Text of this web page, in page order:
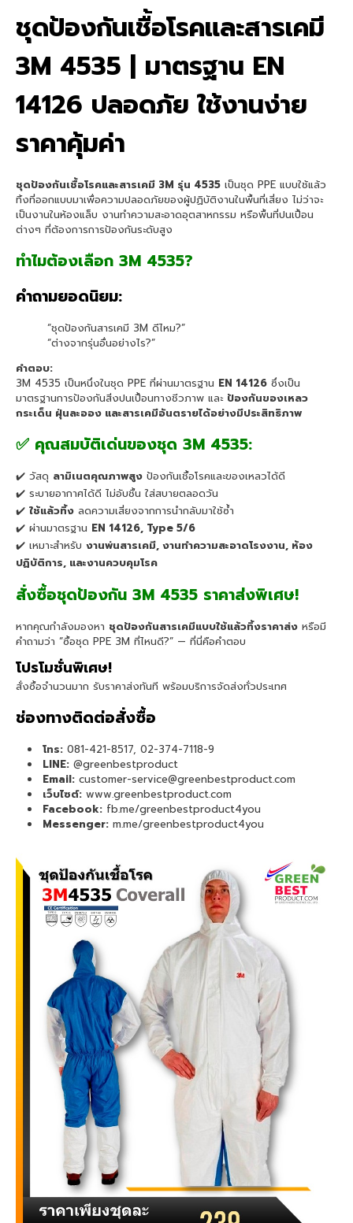
ชุดป้องกันเชื้อโรคและสารเคมี
3M 4535 | มาตรฐาน EN
14126 ปลอดภัย ใช้งานง่าย
ราคาคุ้มค่า
ชุดป้องกันเชื้อโรคและสารเคมี 3M รุ่น 4535 เป็นชุด PPE แบบใช้แล้ว
ทิ้งที่ออกแบบมาเพื่อความปลอดภัยของผู้ปฏิบัติงานในพื้นที่เสี่ยง ไม่ว่าจะ
เป็นงานในห้องแล็บ งานทำความสะอาดอุตสาหกรรม หรือพื้นที่ปนเปื้อน
ต่างๆ ที่ต้องการการป้องกันระดับสูง
ทำไมต้องเลือก 3M 4535?
คำถามยอดนิยม:
“ชุดป้องกันสารเคมี 3M ดีไหม?”
“ต่างจากรุ่นอื่นอย่างไร?”
คำตอบ:
3M 4535 เป็นหนึ่งในชุด PPE ที่ผ่านมาตรฐาน EN 14126 ซึ่งเป็น
มาตรฐานการป้องกันสิ่งปนเปื้อนทางชีวภาพ และ ป้องกันของเหลว
กระเด็น ฝุ่นละออง และสารเคมีอันตรายได้อย่างมีประสิทธิภาพ
✅ คุณสมบัติเด่นของชุด 3M 4535:
✔️ วัสดุ ลามิเนตคุณภาพสูง ป้องกันเชื้อโรคและของเหลวได้ดี
✔️ ระบายอากาศได้ดี ไม่อับชื้น ใส่สบายตลอดวัน
✔️ ใช้แล้วทิ้ง ลดความเสี่ยงจากการนำกลับมาใช้ซ้ำ
✔️ ผ่านมาตรฐาน EN 14126, Type 5/6
✔️ เหมาะสำหรับ งานพ่นสารเคมี, งานทำความสะอาดโรงงาน, ห้อง
ปฏิบัติการ, และงานควบคุมโรค
สั่งซื้อชุดป้องกัน 3M 4535 ราคาส่งพิเศษ!
หากคุณกำลังมองหา ชุดป้องกันสารเคมีแบบใช้แล้วทิ้งราคาส่ง หรือมี
คำถามว่า “ซื้อชุด PPE 3M ที่ไหนดี?” — ที่นี่คือคำตอบ
โปรโมชั่นพิเศษ!
สั่งซื้อจำนวนมาก รับราคาส่งทันที พร้อมบริการจัดส่งทั่วประเทศ
ช่องทางติดต่อสั่งซื้อ
โทร: 081-421-8517, 02-374-7118-9
LINE: @greenbestproduct
Email: customer-service@greenbestproduct.com
เว็บไซต์: www.greenbestproduct.com
Facebook: fb.me/greenbestproduct4you
Messenger: m.me/greenbestproduct4you